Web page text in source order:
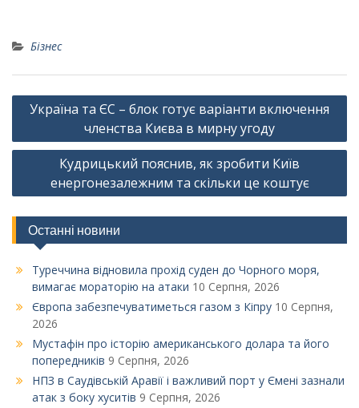
Бізнес
Навігація
записів
Україна та ЄС – блок готує варіанти включення
членства Києва в мирну угоду
Кудрицький пояснив, як зробити Київ
енергонезалежним та скільки це коштує
Останні новини
Туреччина відновила прохід суден до Чорного моря,
вимагає мораторію на атаки 10 Серпня, 2026
Європа забезпечуватиметься газом з Кіпру 10 Серпня,
2026
Мустафін про історію американського долара та його
попередників 9 Серпня, 2026
НПЗ в Саудівській Аравії і важливий порт у Ємені зазнали
атак з боку хуситів 9 Серпня, 2026